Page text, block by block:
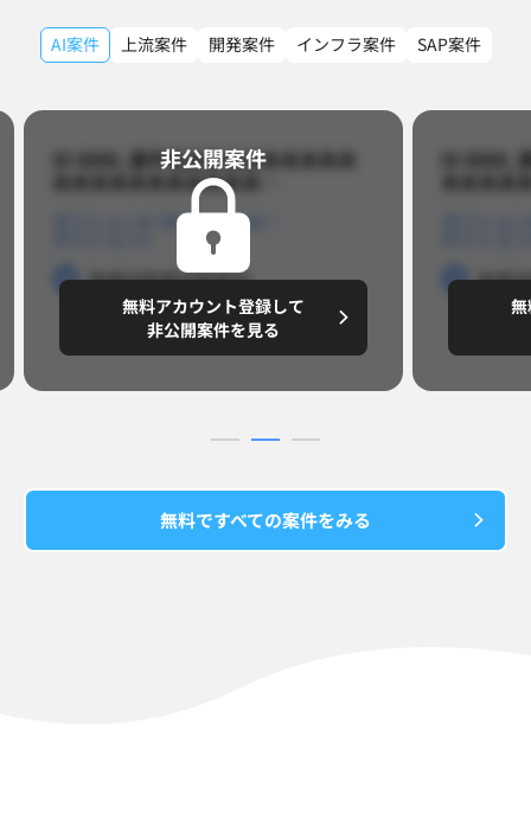
AI案件 上流案件 開発案件 インフラ案件 SAP案件
ID 8888_案件名あああああああああ
あああああああああああ…​
ポジションB
勤務地勤務地勤務地
～8,888,8888円/月
非公開案件​
無料アカウント登録して
非公開案件を見る
ID
勤務地
無料ですべての案件をみる